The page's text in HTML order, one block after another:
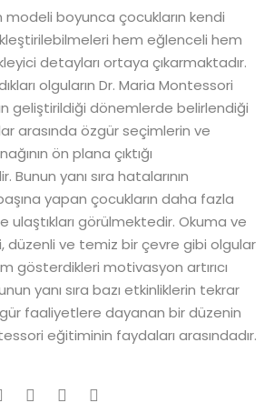
boyunca çocukların kendi
hem eğlenceli hem
detayları ortaya çıkarmaktadır.
olguların Dr. Maria Montessori
geliştirildiği dönemlerde belirlendiği
arasında özgür seçimlerin ve
ön plana çıktığı
yanı sıra hatalarının
yapan çocukların daha fazla
ulaştıkları görülmektedir. Okuma ve
düzenli ve temiz bir çevre gibi olgular
gösterdikleri motivasyon artırıcı
yanı sıra bazı etkinliklerin tekrar
faaliyetlere dayanan bir düzenin
eğitiminin faydaları arasındadır.